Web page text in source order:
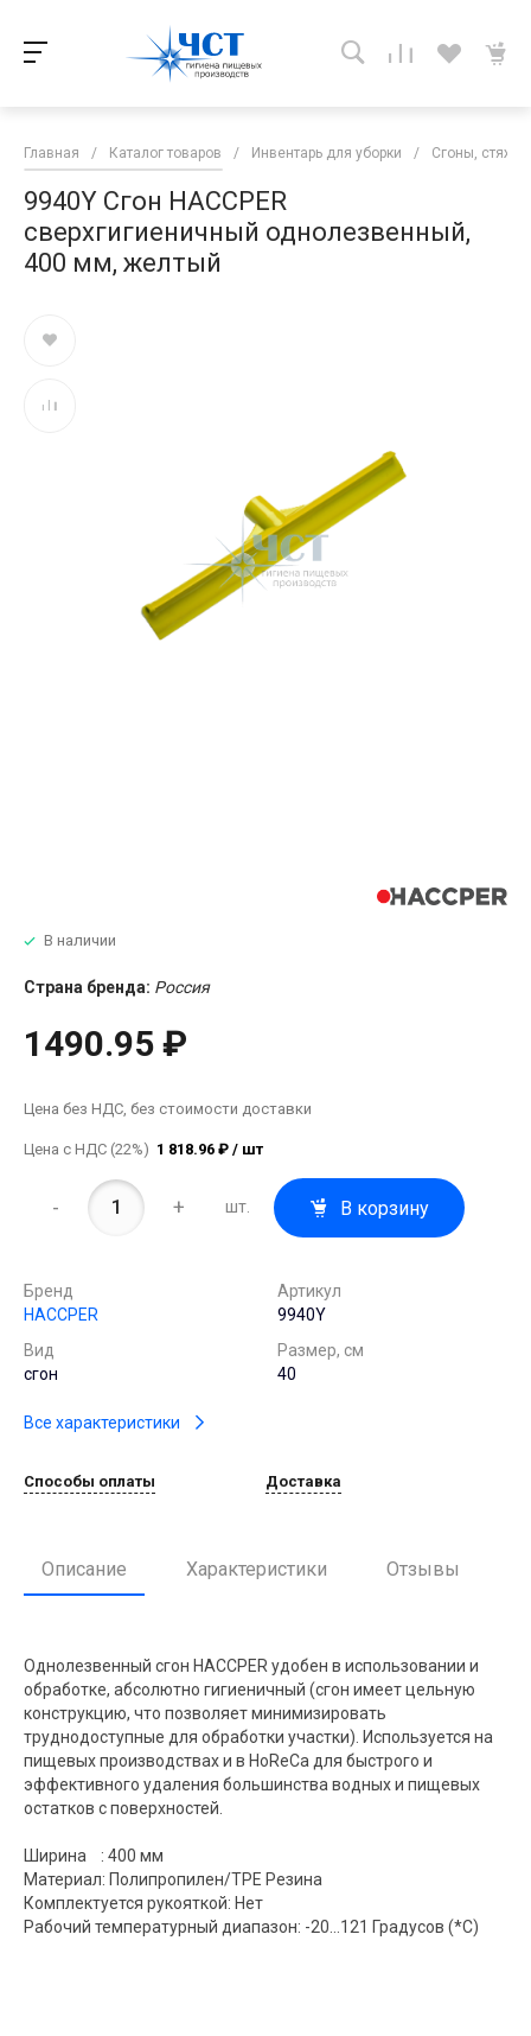
Главная / Каталог товаров / Инвентарь для уборки / Сгоны,
9940Y Сгон HACCPER
сверхгигиеничный однолезвенный,
400 мм, желтый
В наличии
Страна бренда: Россия
1490.95 ₽
Цена без НДС, без стоимости доставки
Цена с НДС (22%) 1 818.96 ₽ / шт
- + шт. В корзину
Бренд
HACCPER
Артикул
9940Y
Вид
сгон
Размер, см
40
Все характеристики
Способы оплаты Доставка
Описание Характеристики Отзывы
Однолезвенный сгон HACCPER удобен в использовании и
обработке, абсолютно гигиеничный (сгон имеет цельную
конструкцию, что позволяет минимизировать
труднодоступные для обработки участки). Используется на
пищевых производствах и в HoReCa для быстрого и
эффективного удаления большинства водных и пищевых
остатков с поверхностей.
Ширина : 400 мм
Материал: Полипропилен/TPE Резина
Комплектуется рукояткой: Нет
Рабочий температурный диапазон: -20…121 Градусов (*С)